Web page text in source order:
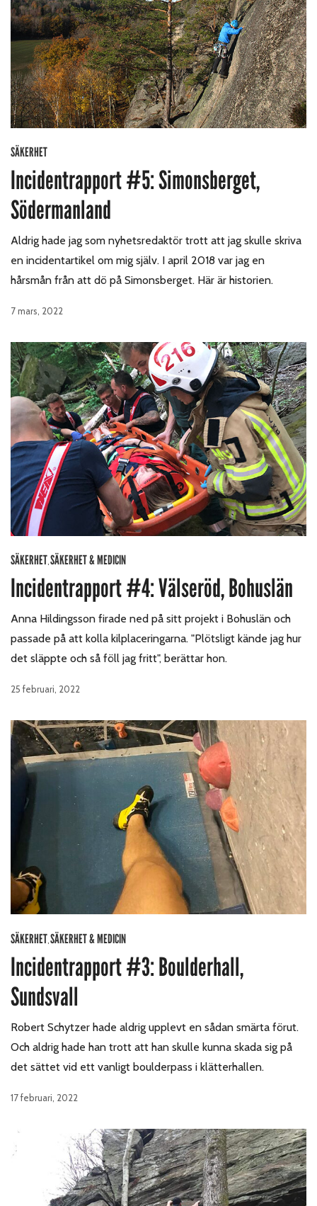
SÄKERHET
Incidentrapport #5: Simonsberget,
Södermanland
Aldrig hade jag som nyhetsredaktör trott att jag skulle skriva
en incidentartikel om mig själv. I april 2018 var jag en
hårsmån från att dö på Simonsberget. Här är historien.
7 mars, 2022
SÄKERHET,SÄKERHET & MEDICIN
Incidentrapport #4: Välseröd, Bohuslän
Anna Hildingsson firade ned på sitt projekt i Bohuslän och
passade på att kolla kilplaceringarna. "Plötsligt kände jag hur
det släppte och så föll jag fritt", berättar hon.
25 februari, 2022
SÄKERHET,SÄKERHET & MEDICIN
Incidentrapport #3: Boulderhall,
Sundsvall
Robert Schytzer hade aldrig upplevt en sådan smärta förut.
Och aldrig hade han trott att han skulle kunna skada sig på
det sättet vid ett vanligt boulderpass i klätterhallen.
17 februari, 2022